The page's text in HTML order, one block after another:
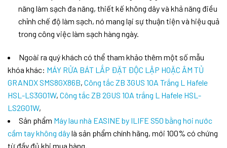
năng làm sạch đa năng, thiết kế không dây và khả năng điều
chỉnh chế độ làm sạch, nó mang lại sự thuận tiện và hiệu quả
trong công việc làm sạch hàng ngày.
Ngoài ra quý khách có thể tham khảo thêm một số mẫu
khóa khác: MÁY RỬA BÁT LẮP ĐẶT ĐỘC LẬP HOẶC ÂM TỦ
GRANDX SMS8GX86B, Công tắc ZB 3GUS 10A Trắng L Hafele
HSL-LS3G01W, Công tắc ZB 2GUS 10A trắng L Hafele HSL-
LS2G01W,
Sản phẩm Máy lau nhà EASINE by ILIFE S50 bằng hơi nước
cầm tay không dâylà sản phẩm chính hãng, mới 100% có chứng
từ đầy đủ khi mua hàng.